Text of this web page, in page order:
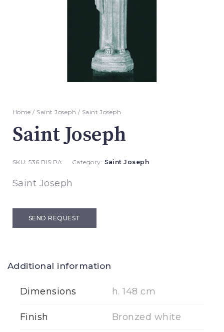
Home / Saint Joseph / Saint Joseph
Saint Joseph
SKU:536 BIS PA Category: Saint Joseph
Saint Joseph
SEND REQUEST
Additional information
Dimensions h. 148 cm
Finish Bronzed white